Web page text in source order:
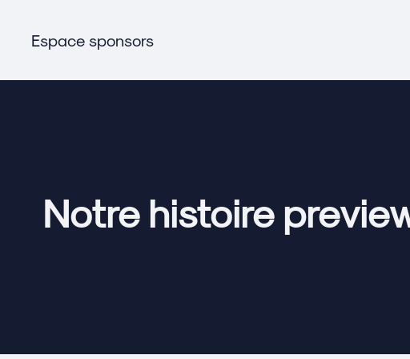
Espace sponsors
Notre histoire